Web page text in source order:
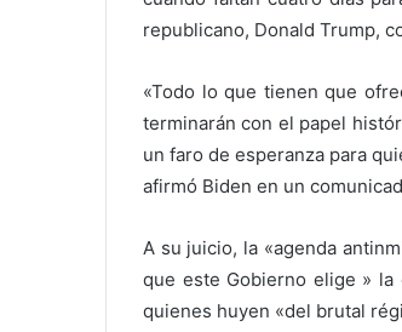
republicano, Donald Trump,
«Todo lo que tienen que
terminarán con el papel
un faro de esperanza para
afirmó Biden en un
A su juicio, la «agenda
que este Gobierno elige »
quienes huyen «del brutal